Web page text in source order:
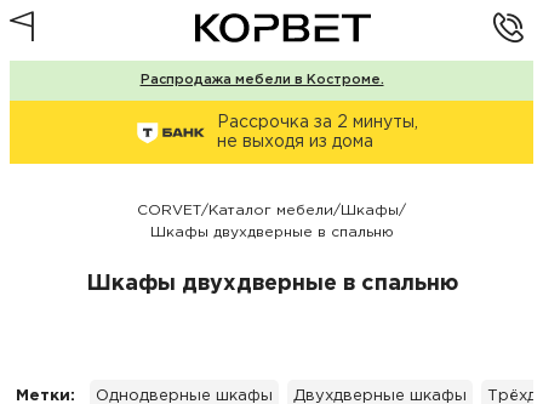
Распродажа мебели в Костроме.
Рассрочка за 2 минуты,
не выходя из дома
CORVET/Каталог мебели/ Шкафы/
Шкафы двухдверные в спальню
Шкафы двухдверные в спальню
Метки: Однодверные шкафы Двухдверные шкафы